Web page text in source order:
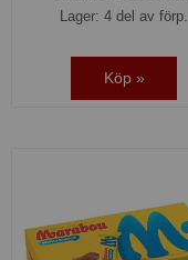
Lager: 4 del av förp.
Köp »